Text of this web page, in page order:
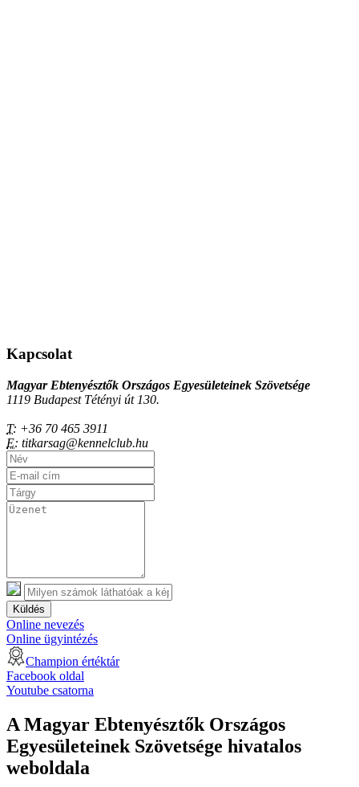
Kapcsolat
Magyar Ebtenyésztők Országos Egyesületeinek Szövetsége
1119 Budapest Tétényi út 130.
T: +36 70 465 3911
E: titkarsag@kennelclub.hu
Küldés
Online nevezés
Online ügyintézés
Champion értéktár
Facebook oldal
Youtube csatorna
A Magyar Ebtenyésztők Országos
Egyesületeinek Szövetsége hivatalos
weboldala